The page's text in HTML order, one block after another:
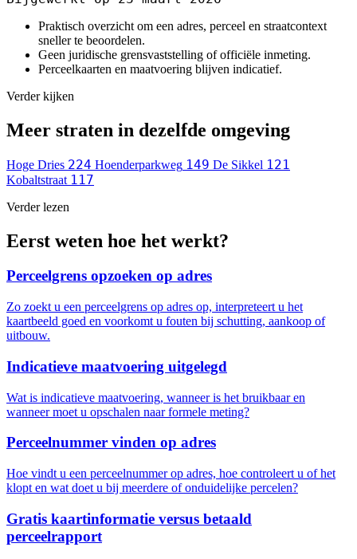
Praktisch overzicht om een adres, perceel en straatcontext
sneller te beoordelen.
Geen juridische grensvaststelling of officiële inmeting.
Perceelkaarten en maatvoering blijven indicatief.
Verder kijken
Meer straten in dezelfde omgeving
Hoge Dries 224 Hoenderparkweg 149 De Sikkel 121
Kobaltstraat 117
Verder lezen
Eerst weten hoe het werkt?
Perceelgrens opzoeken op adres
Zo zoekt u een perceelgrens op adres op, interpreteert u het
kaartbeeld goed en voorkomt u fouten bij schutting, aankoop of
uitbouw.
Indicatieve maatvoering uitgelegd
Wat is indicatieve maatvoering, wanneer is het bruikbaar en
wanneer moet u opschalen naar formele meting?
Perceelnummer vinden op adres
Hoe vindt u een perceelnummer op adres, hoe controleert u of het
klopt en wat doet u bij meerdere of onduidelijke percelen?
Gratis kaartinformatie versus betaald
perceelrapport